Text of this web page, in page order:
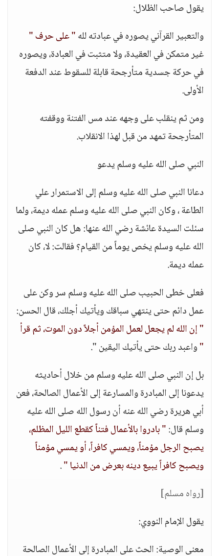
يقول صاحب الظلال:
والتعبير القرآني يصوره في عبادته لله" على حرف "
غير متمكن في العقيدة، ولا متثبت في العبادة، ويصوره
في حركة جسدية متأرجحة قابلة للسقوط عند الدفعة
الأولى.
ومن ثم ينقلب على وجهه عند مس الفتنة ووقفته
المتأرجحة تمهد من قبل لهذا الانقلاب.
النبي صلى الله عليه وسلم يدعو
دعانا النبي صلى الله عليه وسلم إلى الاستمرار علي
الطاعة ، وكان النبي صلى الله عليه وسلم عمله ديمة، ولما
سئلت السيدة عائشة رضي الله عنها: هل كان النبي صلى
الله عليه وسلم يخص يوماً من القيام؟ فقالت: لا، كان
عمله ديمة.
فعلى خطى الحبيب صلى الله عليه وسلم سر وكن على
عمل دائم حتى ينتهي سباقك ويأتيك أجلك، قال الحسن:
" إن الله لم يجعل لعمل المؤمن أجلاً دون الموت، ثم قرأ
"واعبد ربك حتى يأتيك اليقين ".
بل إن النبي صلى الله عليه وسلم من خلال أحاديثه
يدعونا إلى المبادرة والمسارعة إلى الأعمال الصالحة، فعن
أبي هريرة رضي الله عنه أن رسول الله صلى الله عليه
وسلم قال:" بادروا بالأعمال فتناً كقطع الليل المظلم،
يصبح الرجل مؤمناً، ويمسي كافراً، أو يمسي مؤمناً
ويصبح كافراً يبيع دينه بعرض من الدنيا ".
[رواه مسلم]
يقول الإمام النووي:
معنى الوصية: الحث على المبادرة إلى الأعمال الصالحة